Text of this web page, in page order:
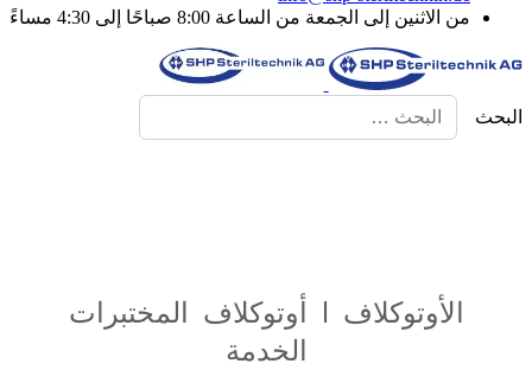
من الاثنين إلى الجمعة من الساعة 8:00 صباحًا إلى 4:30 مساءً
البحث
الأوتوكلاف | أوتوكلاف المختبرات
الخدمة